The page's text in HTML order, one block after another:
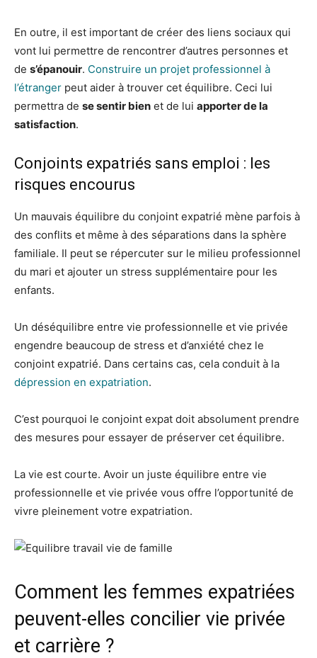
En outre, il est important de créer des liens sociaux qui
vont lui permettre de rencontrer d’autres personnes et
de s’épanouir. Construire un projet professionnel à
l’étranger peut aider à trouver cet équilibre. Ceci lui
permettra de se sentir bien et de lui apporter de la
satisfaction.
Conjoints expatriés sans emploi : les
risques encourus
Un mauvais équilibre du conjoint expatrié mène parfois à
des conflits et même à des séparations dans la sphère
familiale. Il peut se répercuter sur le milieu professionnel
du mari et ajouter un stress supplémentaire pour les
enfants.
Un déséquilibre entre vie professionnelle et vie privée
engendre beaucoup de stress et d’anxiété chez le
conjoint expatrié. Dans certains cas, cela conduit à la
dépression en expatriation.
C’est pourquoi le conjoint expat doit absolument prendre
des mesures pour essayer de préserver cet équilibre.
La vie est courte. Avoir un juste équilibre entre vie
professionnelle et vie privée vous offre l’opportunité de
vivre pleinement votre expatriation.
Comment les femmes expatriées
peuvent-elles concilier vie privée
et carrière ?